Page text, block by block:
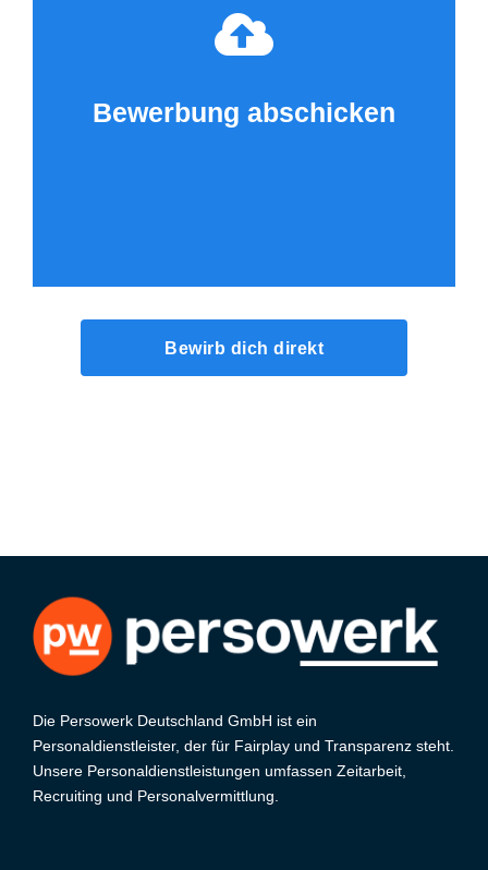
Bewerbung abschicken
Bewirb dich direkt
Die Persowerk Deutschland GmbH ist ein
Personaldienstleister, der für Fairplay und Transparenz steht.
Unsere Personaldienstleistungen umfassen Zeitarbeit,
Recruiting und Personalvermittlung.